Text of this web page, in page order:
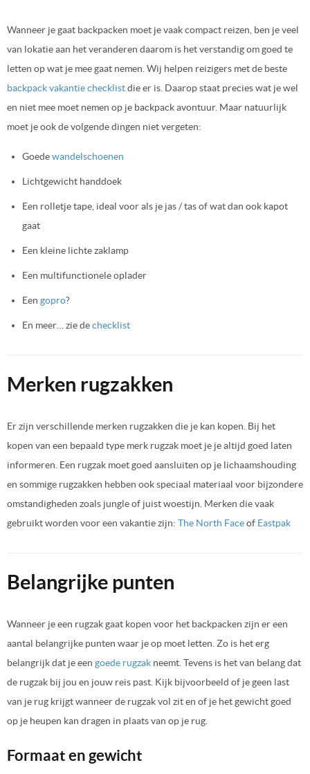
Wanneer je gaat backpacken moet je vaak compact reizen, ben je veel
van lokatie aan het veranderen daarom is het verstandig om goed te
letten op wat je mee gaat nemen. Wij helpen reizigers met de beste
backpack vakantie checklistdie er is. Daarop staat precies wat je wel
en niet mee moet nemen op je backpack avontuur. Maar natuurlijk
moet je ook de volgende dingen niet vergeten:
Goedewandelschoenen
Lichtgewicht handdoek
Een rolletje tape, ideal voor als je jas / tas of wat dan ook kapot
gaat
Een kleine lichte zaklamp
Een multifunctionele oplader
Een gopro?
En meer… zie dechecklist
Merken rugzakken
Er zijn verschillende merken rugzakken die je kan kopen. Bij het
kopen van een bepaald type merk rugzak moet je je altijd goed laten
informeren. Een rugzak moet goed aansluiten op je lichaamshouding
en sommige rugzakken hebben ook speciaal materiaal voor bijzondere
omstandigheden zoals jungle of juist woestijn. Merken die vaak
gebruikt worden voor een vakantie zijn: The North Faceof Eastpak
Belangrijke punten
Wanneer je een rugzak gaat kopen voor het backpacken zijn er een
aantal belangrijke punten waar je op moet letten. Zo is het erg
belangrijk dat je een goede rugzak neemt. Tevens is het van belang dat
de rugzak bij jou en jouw reis past. Kijk bijvoorbeeld of je geen last
van je rug krijgt wanneer de rugzak vol zit en of je het gewicht goed
op je heupen kan dragen in plaats van op je rug.
Formaat en gewicht